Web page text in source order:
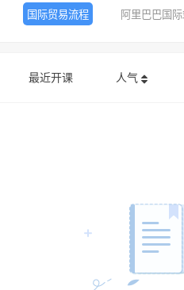
国际贸易流程 阿里巴巴国
最近开课 人气